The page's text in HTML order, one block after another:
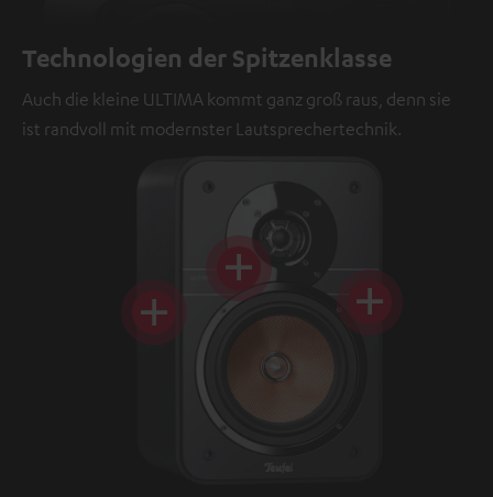
Technologien der Spitzenklasse
Auch die kleine ULTIMA kommt ganz groß raus, denn sie
ist randvoll mit modernster Lautsprechertechnik.